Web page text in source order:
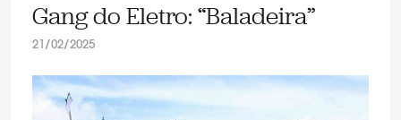
Gang do Eletro: “Baladeira”
21/02/2025